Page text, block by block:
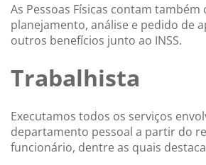
As Pessoas Físicas contam
planejamento, análise e pedido de
outros benefícios junto ao INSS.
Trabalhista
Executamos todos os serviços
departamento pessoal a partir do
funcionário, dentre as quais